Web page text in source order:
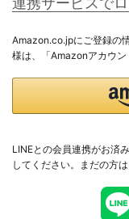
ボトムス
ギフト用ラッ
Amazon.co.jpにご登録の
様は、「Amazonアカウン
LINEとの会員連携がお済
してください。まだの方は